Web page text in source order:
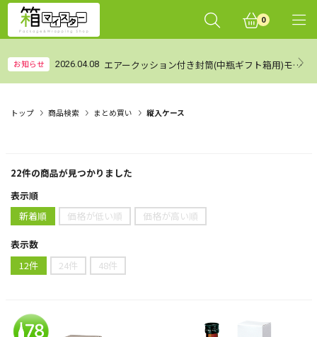
0
お知らせ 2026.04.08 エアークッション付き封筒(中瓶ギフト箱用)モニターレビュー集計結果（まとめ）
トップ 商品検索 まとめ買い 縦入ケース
22件の商品が見つかりました
表示順
新着順
価格が低い順 価格が高い順
表示数
12件
24件 48件